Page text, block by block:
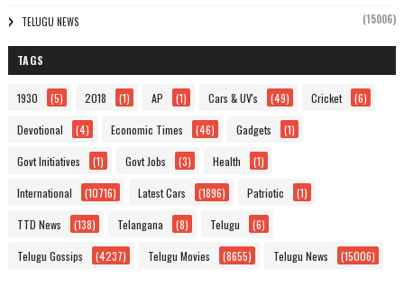
TELUGU NEWS (15006)
TAGS
1930 (5) 2018 (1) AP (1) Cars & UV's (49) Cricket (6)
Devotional (4) Economic Times (46) Gadgets (1)
Govt Initiatives (1) Govt Jobs (3) Health (1)
International (10716) Latest Cars (1896) Patriotic (1)
TTD News (138) Telangana (8) Telugu (6)
Telugu Gossips (4237) Telugu Movies (8655) Telugu News (15006)